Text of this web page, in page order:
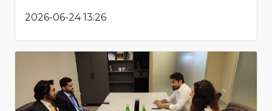
2026-06-24 13:26